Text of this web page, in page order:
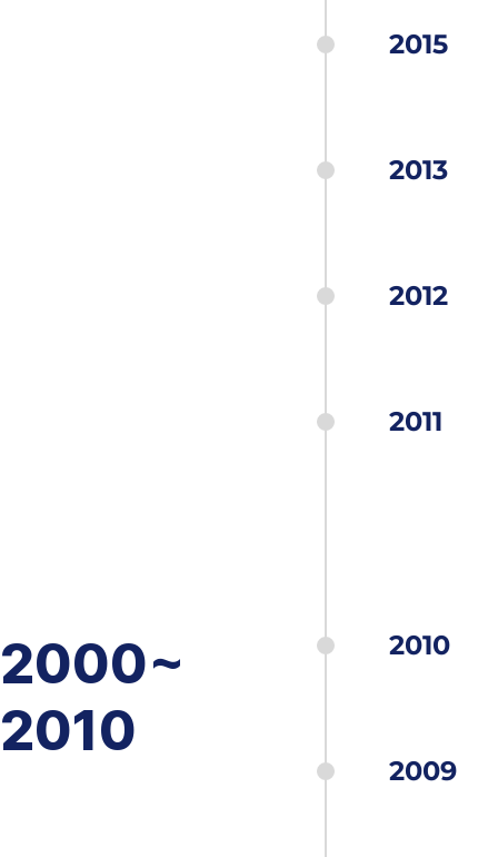
2015
2013
2012
2011
2000~
2010
2010
2009